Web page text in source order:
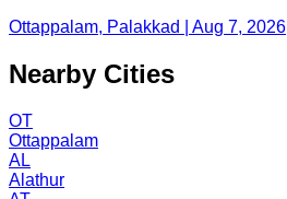
Ottappalam, Palakkad | Aug 7, 2026
Nearby Cities
OT
Ottappalam
AL
Alathur